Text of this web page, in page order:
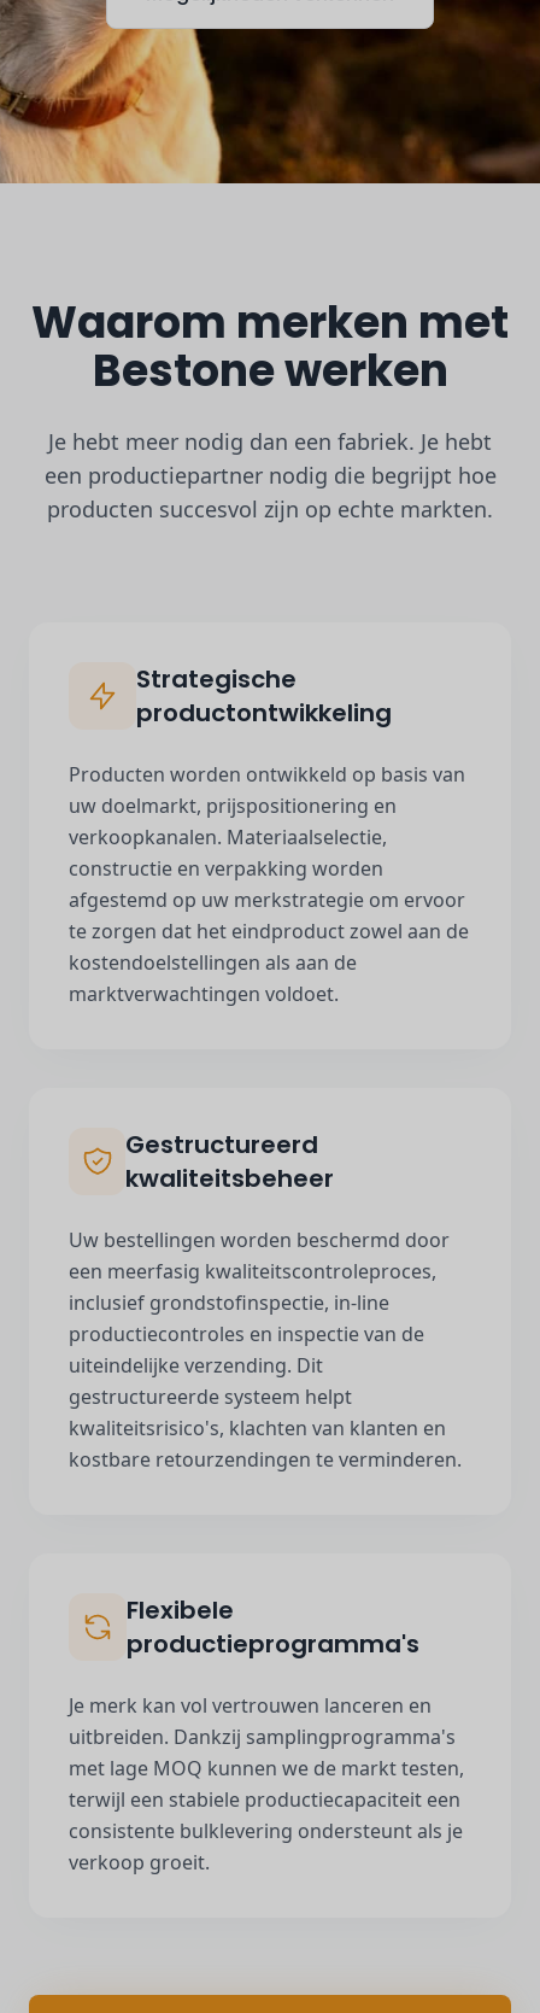
Waarom merken met
Bestone werken
Je hebt meer nodig dan een fabriek. Je hebt
een productiepartner nodig die begrijpt hoe
producten succesvol zijn op echte markten.
Strategische
productontwikkeling
Producten worden ontwikkeld op basis van
uw doelmarkt, prijspositionering en
verkoopkanalen. Materiaalselectie,
constructie en verpakking worden
afgestemd op uw merkstrategie om ervoor
te zorgen dat het eindproduct zowel aan de
kostendoelstellingen als aan de
marktverwachtingen voldoet.
Gestructureerd
kwaliteitsbeheer
Uw bestellingen worden beschermd door
een meerfasig kwaliteitscontroleproces,
inclusief grondstofinspectie, in-line
productiecontroles en inspectie van de
uiteindelijke verzending. Dit
gestructureerde systeem helpt
kwaliteitsrisico's, klachten van klanten en
kostbare retourzendingen te verminderen.
Flexibele
productieprogramma's
Je merk kan vol vertrouwen lanceren en
uitbreiden. Dankzij samplingprogramma's
met lage MOQ kunnen we de markt testen,
terwijl een stabiele productiecapaciteit een
consistente bulklevering ondersteunt als je
verkoop groeit.